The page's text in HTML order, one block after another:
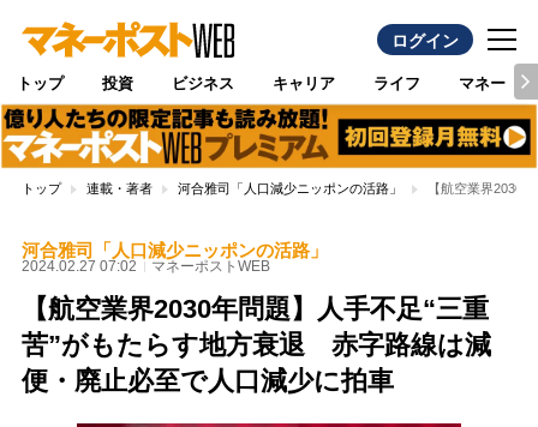
ログイン
トップ 投資 ビジネス キャリア ライフ マネー
トップ 連載・著者 河合雅司「人口減少ニッポンの活路」 【航空業界2030
河合雅司「人口減少ニッポンの活路」
2024.02.27 07:02 マネーポストWEB
【航空業界2030年問題】人手不足“三重
苦”がもたらす地方衰退 赤字路線は減
便・廃止必至で人口減少に拍車